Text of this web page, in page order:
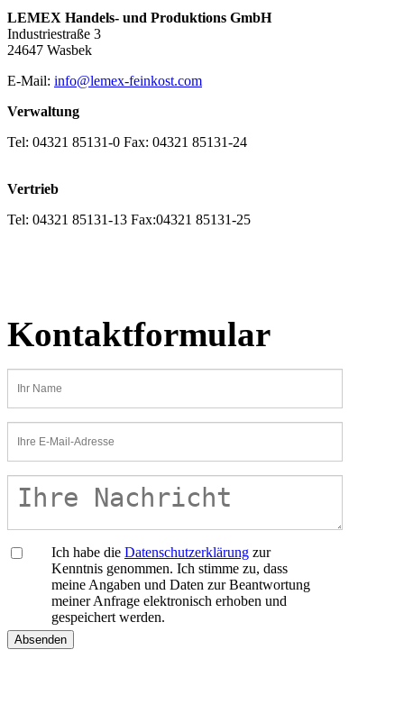
LEMEX Handels- und Produktions GmbH
Industriestraße 3
24647 Wasbek
E-Mail: info@lemex-feinkost.com
Verwaltung
Tel: 04321 85131-0 Fax: 04321 85131-24
Vertrieb
Tel: 04321 85131-13 Fax:04321 85131-25
Kontaktformular
Mail-
Adresse
Ich habe die Datenschutzerklärungzur
Kenntnis genommen. Ich stimme zu, dass
meine Angaben und Daten zur Beantwortung
meiner Anfrage elektronisch erhoben und
gespeichert werden.
Absenden